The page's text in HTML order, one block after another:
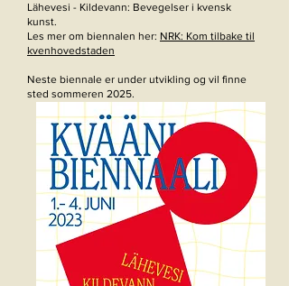
Lähevesi - Kildevann: Bevegelser i kvensk
kunst.
Les mer om biennalen her: NRK: Kom tilbake til
kvenhovedstaden
Neste biennale er under utvikling og vil finne
sted sommeren 2025.